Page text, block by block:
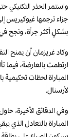
واستمر الحذر التكتيكي
جزاء ترجمها غيوكيريس
بشكلٍ أكثر جرأة، ونجح
وكاد غريزمان أن يمنح
ارتطمت بالعارضة، فيما
المباراة لحظات تحكيمية
لأرسنال.
وفي الدقائق الأخيرة،
المباراة بالتعادل الذي